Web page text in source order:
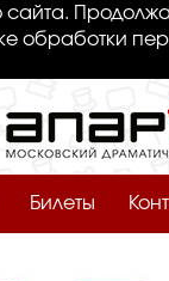
обработки
Билеты